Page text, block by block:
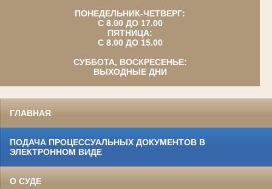
ПОНЕДЕЛЬНИК-ЧЕТВЕРГ:
С 8.00 ДО 17.00
ПЯТНИЦА:
С 8.00 ДО 15.00
СУББОТА, ВОСКРЕСЕНЬЕ:
ВЫХОДНЫЕ ДНИ
ГЛАВНАЯ
ПОДАЧА ПРОЦЕССУАЛЬНЫХ ДОКУМЕНТОВ В
ЭЛЕКТРОННОМ ВИДЕ
О СУДЕ